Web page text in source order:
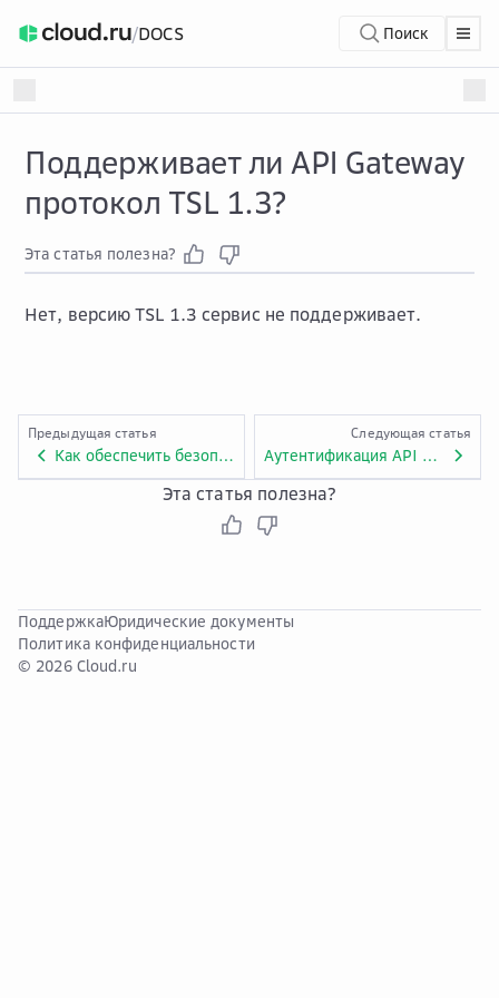
/DOCS Поиск
Поддерживает ли API Gateway
протокол TSL 1.3?
Эта статья полезна?
Нет, версию TSL 1.3 сервис не поддерживает.
Предыдущая статья
Как обеспечить безопасность бэкенда, вызываемого API Gateway?
Следующая статья
Аутентификация API Gateway
Эта статья полезна?
ПоддержкаЮридические документы
Политика конфиденциальности
© 2026 Cloud.ru